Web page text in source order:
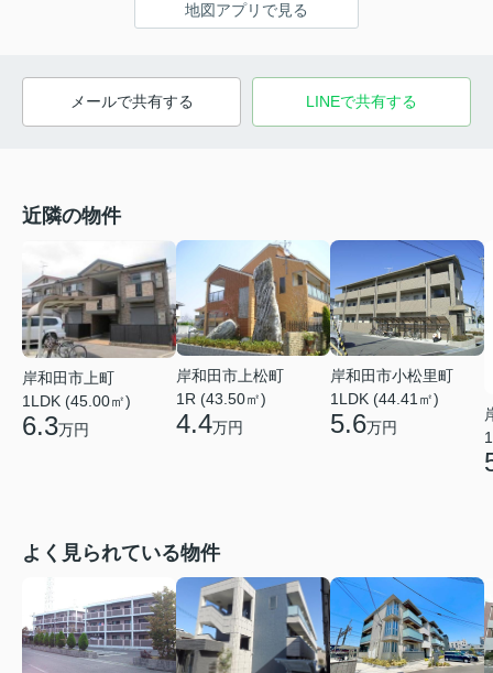
地図アプリで見る
メールで共有する LINEで共有する
近隣の物件
岸和田市上町
1LDK (45.00㎡)
6.3万円
岸和田市上松町
1R (43.50㎡)
4.4万円
岸和田市小松里町
1LDK (44.41㎡)
5.6万円
よく見られている物件